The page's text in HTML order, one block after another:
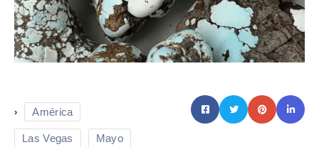
› América
Las Vegas Mayo